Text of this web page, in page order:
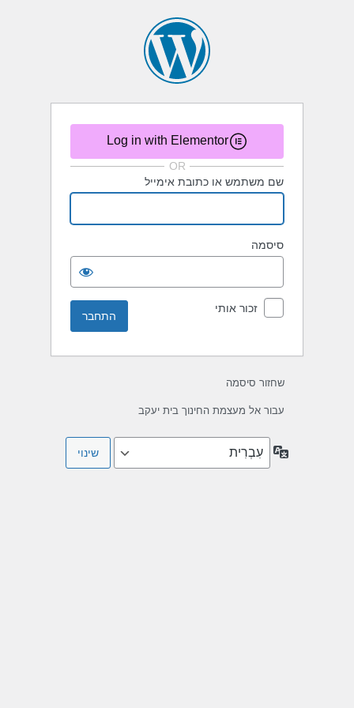
Log in with Elementor
OR
שם משתמש או כתובת אימייל
סיסמה
זכור אותי
שחזור סיסמה
עבור אל מעצמת החינוך בית יעקב
שפה